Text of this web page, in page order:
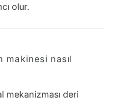
olur.
makinesi nasıl
mekanizması deri